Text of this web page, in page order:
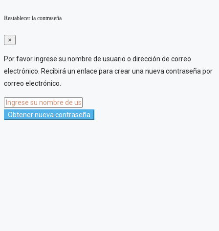
Restablecer la contraseña
×
Por favor ingrese su nombre de usuario o dirección de correo
electrónico. Recibirá un enlace para crear una nueva contraseña por
correo electrónico.
Obtener nueva contraseña